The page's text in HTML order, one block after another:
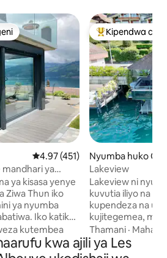
wageni
Ukadiriaji wa wastani wa 4.97
4.97 (451)
mandhari ya
ya kisasa yenye
Ziwa Thun iko
ya nyumba
Iko katika
ndio mahali pa
kwenye milima
pers 4. Matuta
kutembea
Kipendwa
Kipendwa cha
Nyumba huko
m Thunersee
Lakeview
Lakeview ni
kuvutia iliyo na
kupendeza na
kujitegemea,
karibu na ziwa.
samani kwa
hali ya juu iko
Thamani · Mahali
kwa ajili ya Les